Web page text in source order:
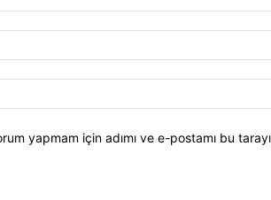
yapmam için adımı ve e-postamı bu